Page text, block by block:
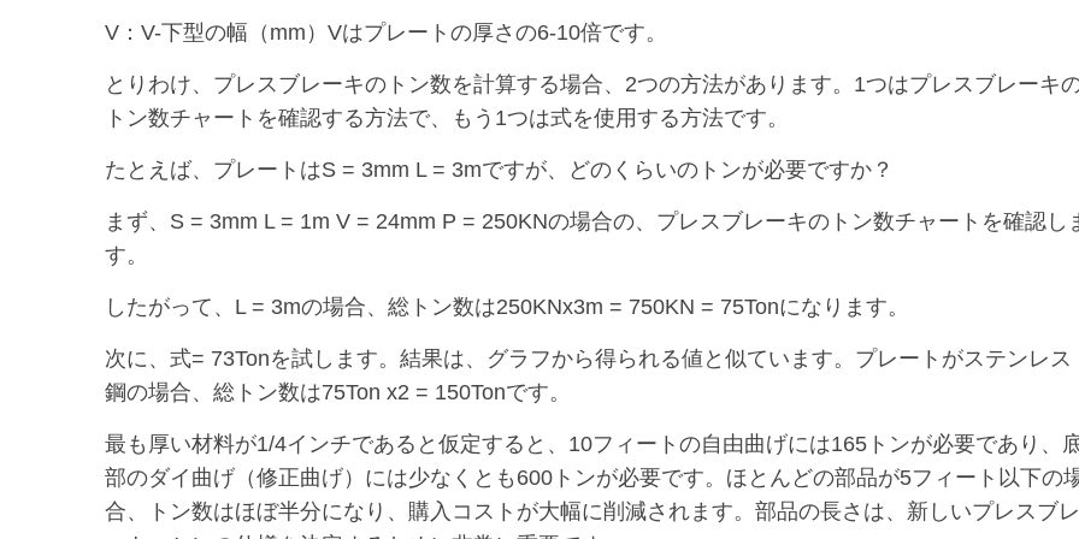
V：V-下型の幅（mm）Vはプレートの厚さの6-10倍です。
とりわけ、プレスブレーキのトン数を計算する場合、2つの方法があります。1つはプレスブレーキ
トン数チャートを確認する方法で、もう1つは式を使用する方法です。
たとえば、プレートはS = 3mm L = 3mですが、どのくらいのトンが必要ですか？
まず、S = 3mm L = 1m V = 24mm P = 250KNの場合の、プレスブレーキのトン数チャートを確認し
す。
したがって、L = 3mの場合、総トン数は250KNx3m = 750KN = 75Tonになります。
次に、式= 73Tonを試します。結果は、グラフから得られる値と似ています。プレートがステンレス
鋼の場合、総トン数は75Ton x2 = 150Tonです。
最も厚い材料が1/4インチであると仮定すると、10フィートの自由曲げには165トンが必要であり、
部のダイ曲げ（修正曲げ）には少なくとも600トンが必要です。ほとんどの部品が5フィート以下の
合、トン数はほぼ半分になり、購入コストが大幅に削減されます。部品の長さは、新しいプレスブレ